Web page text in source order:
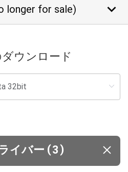
longer for sale) keyboard_arrow_down
ダウンロード
イバー (3 )